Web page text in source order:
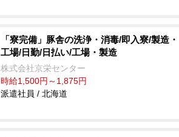
「寮完備」豚舎の洗浄・消毒/即入寮/製造・
工場/日勤/日払い/工場・製造
株式会社京栄センター
時給1,500円～1,875円
派遣社員 / 北海道